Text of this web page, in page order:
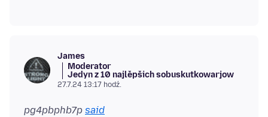
James
Moderator
Jedyn z 10 najlěpšich sobuskutkowarjow
27.7.24 13:17 hodź.
pg4pbphb7p said